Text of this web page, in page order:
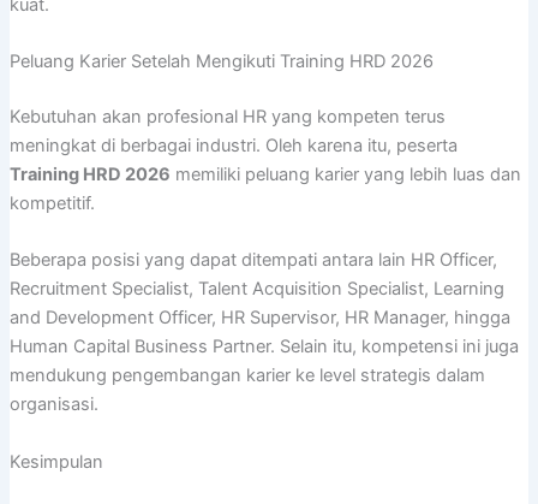
kuat.
Peluang Karier Setelah Mengikuti Training HRD 2026
Kebutuhan akan profesional HR yang kompeten terus
meningkat di berbagai industri. Oleh karena itu, peserta
Training HRD 2026 memiliki peluang karier yang lebih luas dan
kompetitif.
Beberapa posisi yang dapat ditempati antara lain HR Officer,
Recruitment Specialist, Talent Acquisition Specialist, Learning
and Development Officer, HR Supervisor, HR Manager, hingga
Human Capital Business Partner. Selain itu, kompetensi ini juga
mendukung pengembangan karier ke level strategis dalam
organisasi.
Kesimpulan